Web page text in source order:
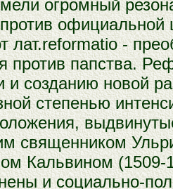
огромный
официальной
лат.reformatio -
против папства.
и созданию новой
степенью
священником
Кальвином (1509-
и социально-